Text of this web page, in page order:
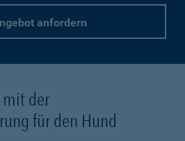
anfordern
mit der
für den Hund